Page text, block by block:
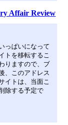
Affair Review
っぱいになって
トを移転するこ
りますので、ブ
、このアドレス
イトは、当面こ
除する予定で